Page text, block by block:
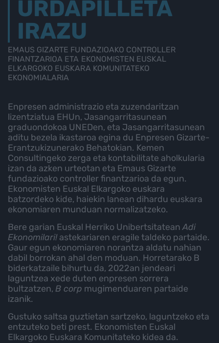
URDAPILLETA
IRAZU
EMAUS GIZARTE FUNDAZIOAKO CONTROLLER
FINANTZARIOA ETA EKONOMISTEN EUSKAL
ELKARGOKO EUSKARA KOMUNITATEKO
EKONOMIALARIA
Enpresen administrazio eta zuzendaritzan
lizentziatua EHUn, Jasangarritasunean
graduondokoa UNEDen, eta Jasangarritasunean
aditu bezela ikastaroa egina du Enpresen Gizarte-
Erantzukizunerako Behatokian. Kemen
Consultingeko zerga eta kontabilitate aholkularia
izan da azken urteotan eta Emaus Gizarte
fundazioako controller finantzarioa da egun.
Ekonomisten Euskal Elkargoko euskara
batzordeko kide, haiekin lanean dihardu euskara
ekonomiaren munduan normalizatzeko.
Bere garian Euskal Herriko UnibertsitateanAdi
Ekonomilari! astekariaren eragile taldeko partaide.
Gaur egun ekonomiaren norantza aldatu nahian
dabil borrokan ahal den moduan. Horretarako B
biderkatzaile bihurtu da, 2022an jendeari
laguntzea xede duten enpresen sorrera
bultzatzen, B corp mugimenduaren partaide
izanik.
Gustuko saltsa guztietan sartzeko, laguntzeko eta
entzuteko beti prest. Ekonomisten Euskal
Elkargoko Euskara Komunitateko kidea da.